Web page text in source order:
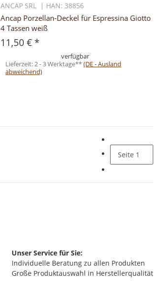
ANCAP SRL | HAN: 38856
Ancap Porzellan-Deckel für Espressina Giotto
4 Tassen weiß
11,50 € *
verfügbar
Lieferzeit:2 - 3 Werktage**(DE - Ausland
abweichend)
Seite 1
Unser Service für Sie:
Individuelle Beratung zu allen Produkten
Große Produktauswahl in Herstellerqualität